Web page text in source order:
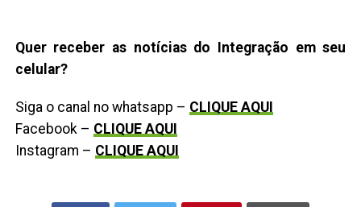
Quer receber as notícias do Integração em seu
celular?
Siga o canal no whatsapp – CLIQUE AQUI
Facebook – CLIQUE AQUI
Instagram – CLIQUE AQUI